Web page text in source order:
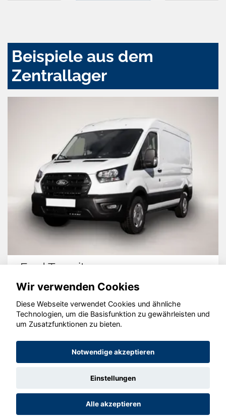
Beispiele aus dem
Zentrallager
Ford Transit
© konjunkturmotor.de GmbH 2020 - 2026
Wir verwenden Cookies
Diese Webseite verwendet Cookies und ähnliche
Technologien, um die Basisfunktion zu gewährleisten und
um Zusatzfunktionen zu bieten.
Notwendige akzeptieren
Einstellungen
Alle akzeptieren